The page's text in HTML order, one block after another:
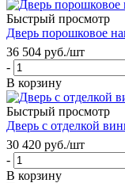
Быстрый просмотр
Дверь порошковое
36 504 руб./шт
-
В корзину
Быстрый просмотр
Дверь с отделкой
30 420 руб./шт
-
В корзину